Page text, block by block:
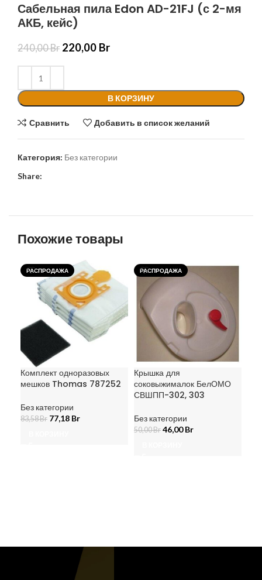
Сабельная пила Edon AD-21FJ (с 2-мя
АКБ, кейс)
240,00Br 220,00 Br
В КОРЗИНУ
Сравнить Добавить в список желаний
Категория: Без категории
Share:
Похожие товары
РАСПРОДАЖА
Комплект одноразовых
мешков Thomas 787252
Без категории
83,58Br 77,18 Br
РАСПРОДАЖА
Крышка для
соковыжималок БелОМО
СВШПП-302, 303
Без категории
50,00Br 46,00Br